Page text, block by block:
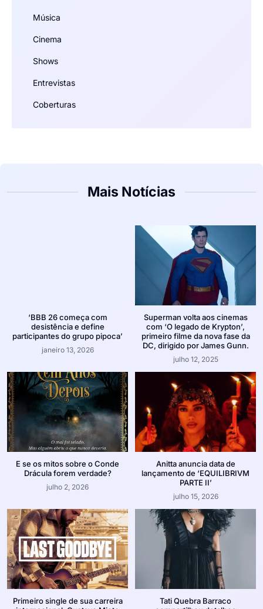
Música
Cinema
Shows
Entrevistas
Coberturas
Mais Notícias
‘BBB 26 começa com
desistência e define
participantes do grupo pipoca’
janeiro 13, 2026
Superman volta aos cinemas
com ‘O legado de Krypton’,
primeiro filme da nova fase da
DC, dirigido por James Gunn.
julho 12, 2025
E se os mitos sobre o Conde
Drácula forem verdade?
julho 2, 2026
Anitta anuncia data de
lançamento de ‘EQUILIBRIVM
PARTE II’
julho 15, 2026
Primeiro single de sua carreira
Tati Quebra Barraco